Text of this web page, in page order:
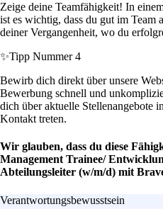
Zeige deine Teamfähigkeit! In
ist es wichtig, dass du gut im Team
deiner Vergangenheit, wo du
✨Tipp Nummer 4
Bewirb dich direkt über unsere
Bewerbung schnell und
dich über aktuelle Stellenangebote
Kontakt treten.
Wir glauben, dass du diese
Management Trainee/
Abteilungsleiter (w/m/d) mit
Verantwortungsbewusstsein